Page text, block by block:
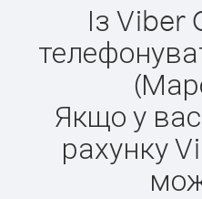
Із Viber
Якщо у
рахунку